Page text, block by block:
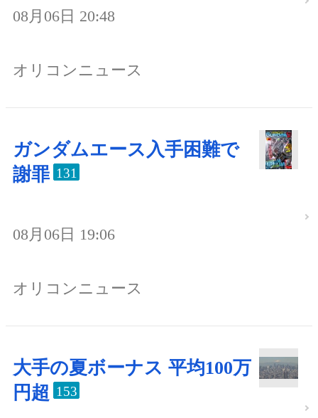
08月06日 20:48
オリコンニュース
ガンダムエース入手困難で
謝罪 131
08月06日 19:06
オリコンニュース
大手の夏ボーナス 平均100万
円超 153